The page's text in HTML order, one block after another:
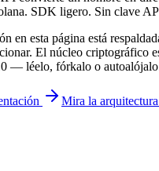
SDK ligero. Sin clave
en esta página está
El núcleo criptográfico
— léelo, fórkalo o
Mira la arquitectura